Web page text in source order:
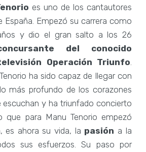
es uno de los cantautores
España. Empezó su carrera como
y dio el gran salto a los 26
del conocido
Operación Triunfo
ha sido capaz de llegar con
más profundo de los corazones
escuchan y ha triunfado concierto
que para Manu Tenorio empezó
es ahora su vida, la pasión a la
sus esfuerzos. Su paso por